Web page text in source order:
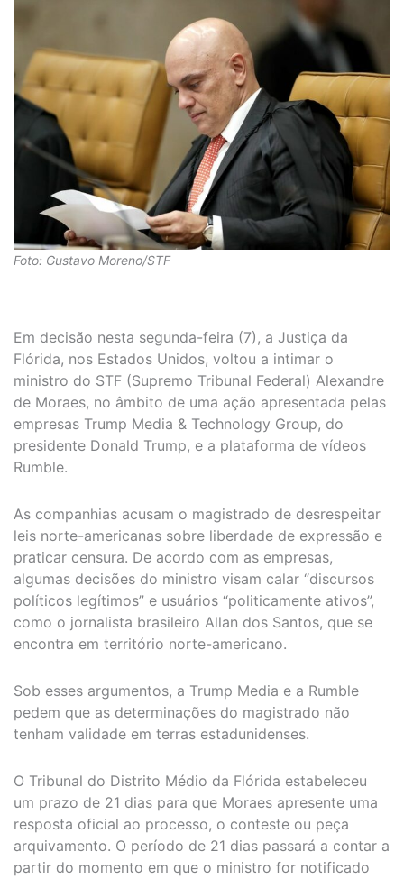
Foto: Gustavo Moreno/STF
Em decisão nesta segunda-feira (7), a Justiça da
Flórida, nos Estados Unidos, voltou a intimar o
ministro do STF (Supremo Tribunal Federal) Alexandre
de Moraes, no âmbito de uma ação apresentada pelas
empresas Trump Media & Technology Group, do
presidente Donald Trump, e a plataforma de vídeos
Rumble.
As companhias acusam o magistrado de desrespeitar
leis norte-americanas sobre liberdade de expressão e
praticar censura. De acordo com as empresas,
algumas decisões do ministro visam calar “discursos
políticos legítimos” e usuários “politicamente ativos”,
como o jornalista brasileiro Allan dos Santos, que se
encontra em território norte-americano.
Sob esses argumentos, a Trump Media e a Rumble
pedem que as determinações do magistrado não
tenham validade em terras estadunidenses.
O Tribunal do Distrito Médio da Flórida estabeleceu
um prazo de 21 dias para que Moraes apresente uma
resposta oficial ao processo, o conteste ou peça
arquivamento. O período de 21 dias passará a contar a
partir do momento em que o ministro for notificado